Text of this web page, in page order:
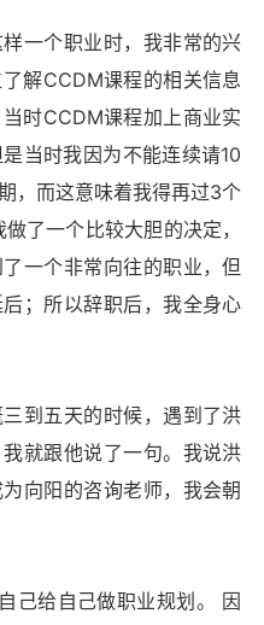
一个职业时，我非常的兴
解CCDM课程的相关信息
时CCDM课程加上商业实
当时我因为不能连续请10
，而这意味着我得再过3个
了一个比较大胆的决定，
一个非常向往的职业，但
；所以辞职后，我全身心
到五天的时候，遇到了洪
就跟他说了一句。我说洪
向阳的咨询老师，我会朝
己给自己做职业规划。 因